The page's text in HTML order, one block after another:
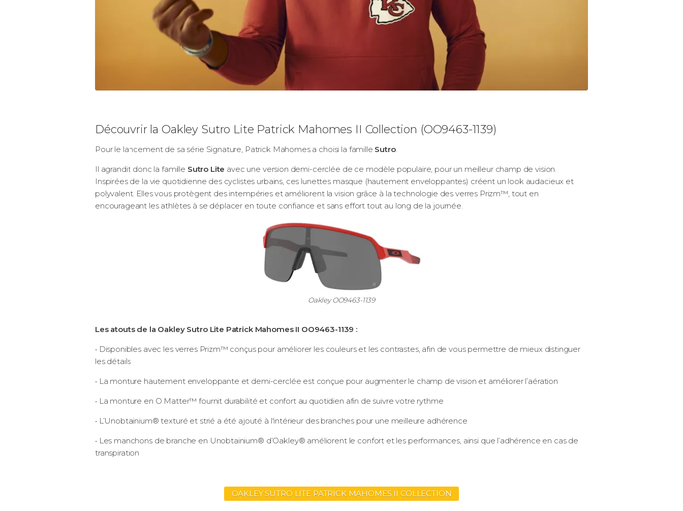
Découvrir la Oakley Sutro Lite Patrick Mahomes II Collection (OO9463-1139)
Pour le lancement de sa série Signature, Patrick Mahomes a choisi la famille Sutro.
Il agrandit donc la famille Sutro Lite avec une version demi-cerclée de ce modèle populaire, pour un meilleur champ de vision.
Inspirées de la vie quotidienne des cyclistes urbains, ces lunettes masque (hautement enveloppantes) créent un look audacieux et
polyvalent. Elles vous protègent des intempéries et améliorent la vision grâce à la technologie des verres Prizm™, tout en
encourageant les athlètes à se déplacer en toute confiance et sans effort tout au long de la journée.
Oakley OO9463-1139
Les atouts de la Oakley Sutro Lite Patrick Mahomes II OO9463-1139 :
• Disponibles avec les verres Prizm™ conçus pour améliorer les couleurs et les contrastes, afin de vous permettre de mieux distinguer
les détails
• La monture hautement enveloppante et demi-cerclée est conçue pour augmenter le champ de vision et améliorer l’aération
• La monture en O Matter™ fournit durabilité et confort au quotidien afin de suivre votre rythme
• L’Unobtainium® texturé et strié a été ajouté à l'intérieur des branches pour une meilleure adhérence
• Les manchons de branche en Unobtainium® d’Oakley® améliorent le confort et les performances, ainsi que l’adhérence en cas de
transpiration
OAKLEY SUTRO LITE PATRICK MAHOMES II COLLECTION